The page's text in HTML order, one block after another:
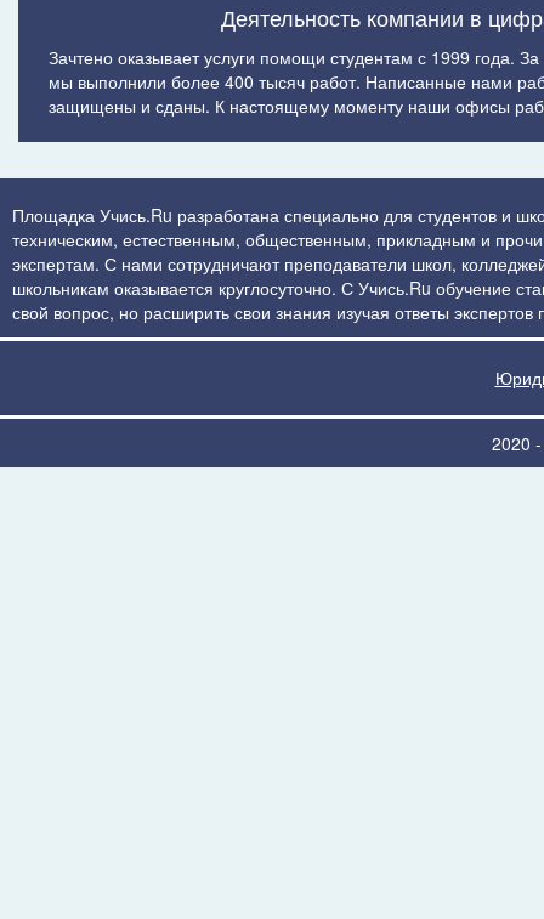
Деятельность компании в
Зачтено оказывает услуги помощи студентам с 1999 года.
мы выполнили более 400 тысяч работ. Написанные нами
защищены и сданы. К настоящему моменту наши офисы
Площадка Учись.Ru разработана специально для студентов и
техническим, естественным, общественным, прикладным и
экспертам. С нами сотрудничают преподаватели школ,
школьникам оказывается круглосуточно. С Учись.Ru обучение
свой вопрос, но расширить свои знания изучая ответы
2020